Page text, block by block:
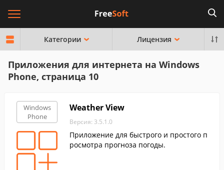
Категории Лицензия
Приложения для интернета на Windows
Phone, страница 10
Windows
Phone
Weather View
Версия: 3.5.1.0
Приложение для быстрого и простого п
росмотра прогноза погоды.